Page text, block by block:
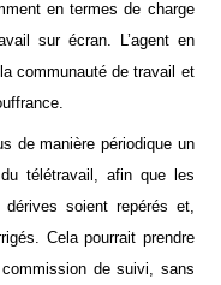
en termes de charge
sur écran. L’agent en
communauté de travail et
de manière périodique un
télétravail, afin que les
dérives soient repérés et,
Cela pourrait prendre
commission de suivi, sans